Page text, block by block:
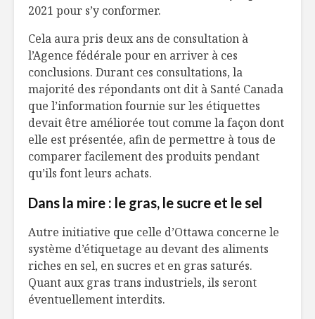
2021 pour s’y conformer.
Cela aura pris deux ans de consultation à
l’Agence fédérale pour en arriver à ces
conclusions. Durant ces consultations, la
majorité des répondants ont dit à Santé Canada
que l’information fournie sur les étiquettes
devait être améliorée tout comme la façon dont
elle est présentée, afin de permettre à tous de
comparer facilement des produits pendant
qu’ils font leurs achats.
Dans la mire : le gras, le sucre et le sel
Autre initiative que celle d’Ottawa concerne le
système d’étiquetage au devant des aliments
riches en sel, en sucres et en gras saturés.
Quant aux gras trans industriels, ils seront
éventuellement interdits.